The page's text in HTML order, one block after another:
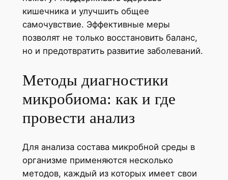
кишечника и улучшить общее
самочувствие. Эффективные меры
позволят не только восстановить баланс,
но и предотвратить развитие заболеваний.
Методы диагностики
микробиома: как и где
провести анализ
Для анализа состава микробной среды в
организме применяются несколько
методов, каждый из которых имеет свои